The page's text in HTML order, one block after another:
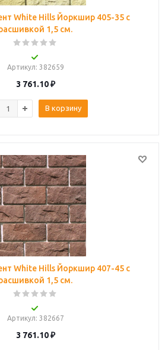
White Hills Йоркшир 405-35 с
1,5 см.
Артикул: 382659
3 761.10₽
В корзину
White Hills Йоркшир 407-45 с
1,5 см.
Артикул: 382667
3 761.10₽